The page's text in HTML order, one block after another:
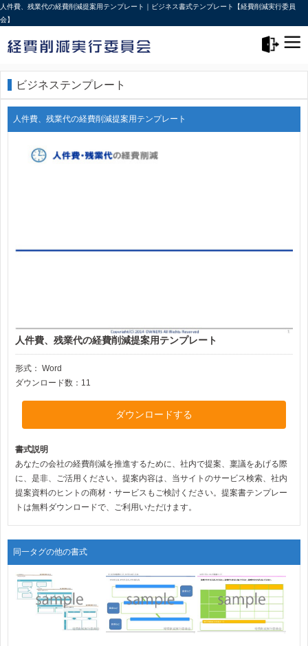
人件費、残業代の経費削減提案用テンプレート｜ビジネス書式テンプレート【経費削減実行委員
会】
ビジネステンプレート
人件費、残業代の経費削減提案用テンプレート
人件費、残業代の経費削減提案用テンプレート
形式： Word
ダウンロード数：11
ダウンロードする
書式説明
あなたの会社の経費削減を推進するために、社内で提案、稟議をあげる際
に、是非、ご活用ください。提案内容は、当サイトのサービス検索、社内
提案資料のヒントの商材・サービスもご検討ください。提案書テンプレー
トは無料ダウンロードで、ご利用いただけます。
同一タグの他の書式